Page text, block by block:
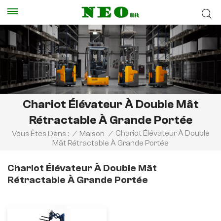
Chariot Élévateur À Double Mât
Rétractable À Grande Portée
Vous Êtes Dans : / Maison / Chariot Élévateur À Double
Mât Rétractable À Grande Portée
Chariot Élévateur À Double Mât
Rétractable À Grande Portée